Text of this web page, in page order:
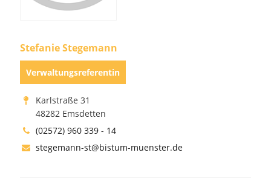
Stefanie Stegemann
Verwaltungsreferentin
Karlstraße 31
48282 Emsdetten
(02572) 960 339 - 14
stegemann-st@bistum-muenster.de